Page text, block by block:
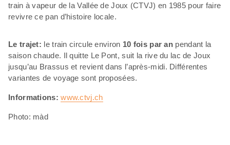
train à vapeur de la Vallée de Joux (CTVJ) en 1985 pour faire
revivre ce pan d’histoire locale.
Le trajet: le train circule environ 10 fois par an pendant la
saison chaude. Il quitte Le Pont, suit la rive du lac de Joux
jusqu’au Brassus et revient dans l’après-midi. Différentes
variantes de voyage sont proposées.
Informations:www.ctvj.ch
Photo: màd